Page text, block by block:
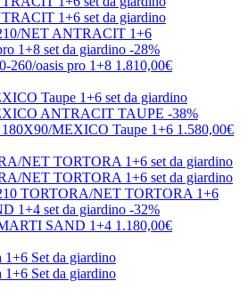
NET ANTRACIT 1+6
-28%
260/oasis pro 1+8 1.810,00€
-38%
MEXICO Taupe 1+6 1.580,00€
TORTORA/NET TORTORA 1+6
-32%
SAND 1+4 1.180,00€